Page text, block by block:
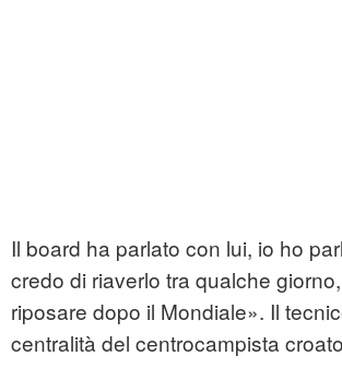
Il board ha parlato con lui, io ho
credo di riaverlo tra qualche
riposare dopo il Mondiale». Il
centralità del centrocampista